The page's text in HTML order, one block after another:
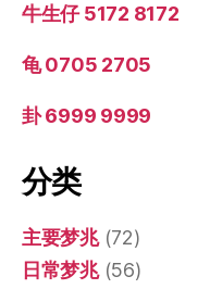
牛生仔 5172 8172
龟 0705 2705
卦 6999 9999
分类
主要梦兆(72)
日常梦兆(56)